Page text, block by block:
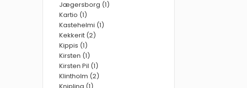
Jægersborg (1)
Kartio (1)
Kastehelmi (1)
Kekkerit (2)
Kippis (1)
Kirsten (1)
Kirsten Pil (1)
Klintholm (2)